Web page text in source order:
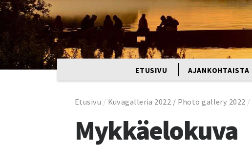
ETUSIVU AJANKOHTAISTA
Etusivu / Kuvagalleria 2022 / Photo gallery 2022 /
Mykkäelokuva